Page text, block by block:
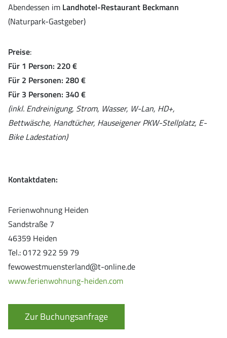
Abendessen im Landhotel-Restaurant Beckmann
(Naturpark-Gastgeber)
Preise:
Für 1 Person: 220 €
Für 2 Personen: 280 €
Für 3 Personen: 340 €
(inkl. Endreinigung, Strom, Wasser, W-Lan, HD+,
Bettwäsche, Handtücher, Hauseigener PKW-Stellplatz, E-
Bike Ladestation)
Kontaktdaten:
Ferienwohnung Heiden
Sandstraße 7
46359 Heiden
Tel.: 0172 922 59 79
fewowestmuensterland@t-online.de
www.ferienwohnung-heiden.com
Zur Buchungsanfrage